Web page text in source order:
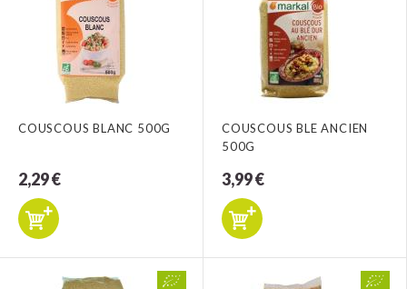
COUSCOUS BLANC 500G
2,29 €
COUSCOUS BLE ANCIEN
500G
3,99 €